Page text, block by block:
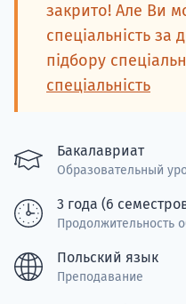
закрито! Але Ви
спеціальність
підбору
спеціальність
Бакалавриат
Образовательный
3 года (6
Продолжительность
Польский язык
Преподавание